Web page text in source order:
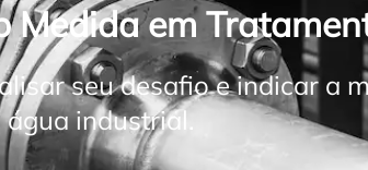
Medida em
seu desafio e indicar a
industrial.